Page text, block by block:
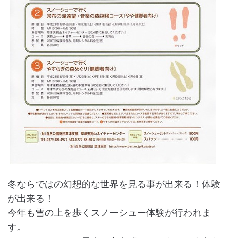
冬ならではの幻想的な世界を見る事が出来る！体験
が出来る！
今年も雪の上を歩くスノーシュー体験が行われま
す。